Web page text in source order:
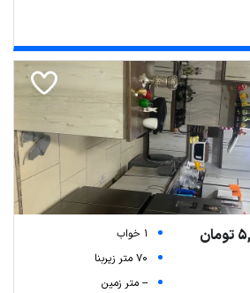
1 خواب
70 متر زیربنا
-- متر زمین